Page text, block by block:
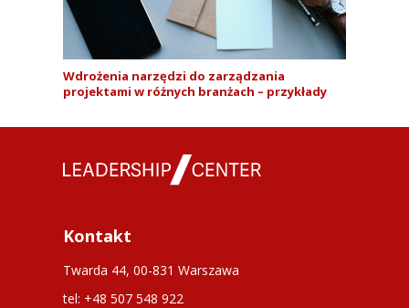
Wdrożenia narzędzi do zarządzania
projektami w różnych branżach – przykłady
Kontakt
Twarda 44, 00-831 Warszawa
tel: +48 507 548 922